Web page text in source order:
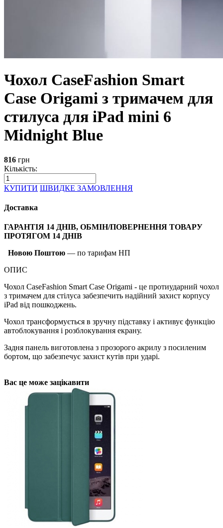
Чохол CaseFashion Smart
Case Origami з тримачем для
стилуса для iPad mini 6
Midnight Blue
816 грн
Кількість:
КУПИТИ ШВИДКЕ ЗАМОВЛЕННЯ
Доставка
ГАРАНТІЯ 14 ДНІВ, ОБМІН/ПОВЕРНЕННЯ ТОВАРУ
ПРОТЯГОМ 14 ДНІВ
Новою Поштою — по тарифам НП
ОПИС
Чохол CaseFashion Smart Case Origami - це протиударний чохол
з тримачем для стілуса забезпечить надійний захист корпусу
iPad від пошкоджень.
Чохол трансформується в зручну підставку і активує функцію
автоблокування і розблокування екрану.
Задня панель виготовлена з прозорого акрилу з посиленим
бортом, що забезпечує захист кутів при ударі.
Вас це може зацікавити